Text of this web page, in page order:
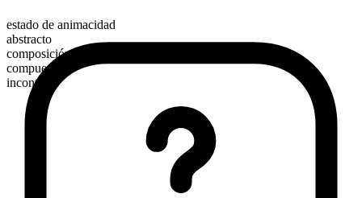
estado de animacidad
abstracto
composición morfológica
compuesto
incontable